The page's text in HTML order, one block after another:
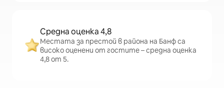
Средна оценка 4,8
Местата за престой в района на Банф са
високо оценени от гостите – средна оценка
4,8 от 5.